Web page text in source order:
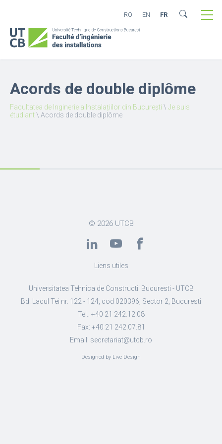
RO EN FR
Acords de double diplôme
Facultatea de Inginerie a Instalațiilor din București \ Je suis
étudiant\ Acords de double diplôme
© 2026 UTCB
Liens utiles
Universitatea Tehnica de Constructii Bucuresti - UTCB
Bd. Lacul Tei nr. 122 - 124, cod 020396, Sector 2, Bucuresti
Tel.: +40 21 242.12.08
Fax: +40 21 242.07.81
Email: secretariat@utcb.ro
Designed by Live Design